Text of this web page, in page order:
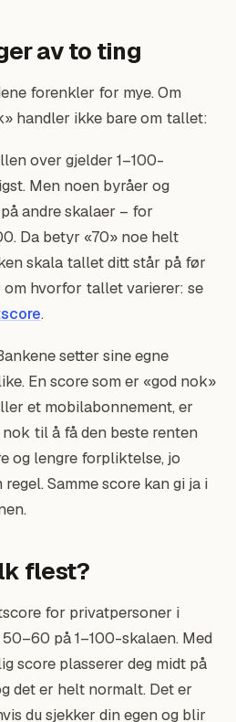
av to ting
forenkler for mye. Om
handler ikke bare om tallet:
over gjelder 1–100-
Men noen byråer og
andre skalaer – for
Da betyr «70» noe helt
skala tallet ditt står på før
om hvorfor tallet varierer: se
.
setter sine egne
En score som er «god nok»
et mobilabonnement, er
til å få den beste renten
og lengre forpliktelse, jo
Samme score kan gi ja i
flest?
for privatpersoner i
på 1–100-skalaen. Med
score plasserer deg midt på
det er helt normalt. Det er
du sjekker din egen og blir